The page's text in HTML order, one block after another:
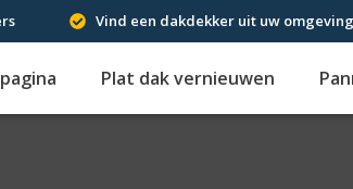
Vind een dakdekker uit uw omgeving
Plat dak vernieuwen